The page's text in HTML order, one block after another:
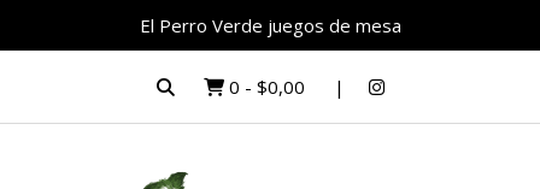
El Perro Verde juegos de mesa
0 - $0,00